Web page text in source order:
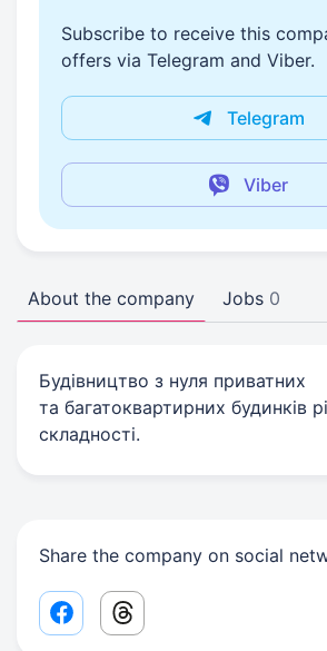
Subscribe to receive this
offers via Telegram and Viber.
Telegram
Viber
About the company Jobs 0
Будівництво з нуля приватних
та багатоквартирних будинків
складності.
Share the company on social
Facebook share link
Threads share link